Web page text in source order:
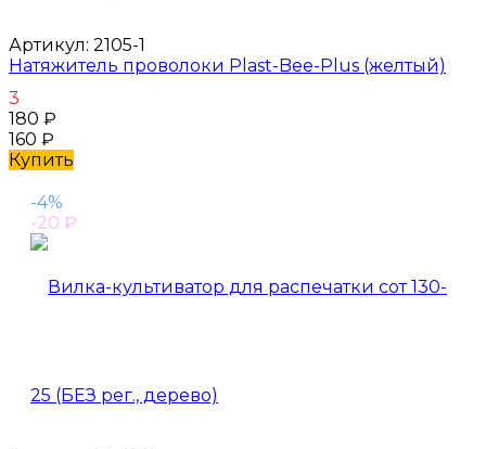
Артикул: 2105-1
Натяжитель проволоки Plast-Bee-Plus (желтый)
3
180 ₽
160 ₽
Купить
-4%
-20 ₽